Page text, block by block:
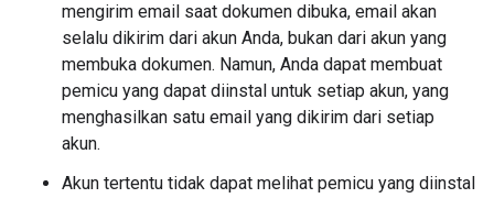
mengirim email saat dokumen dibuka, email akan
selalu dikirim dari akun Anda, bukan dari akun yang
membuka dokumen. Namun, Anda dapat membuat
pemicu yang dapat diinstal untuk setiap akun, yang
menghasilkan satu email yang dikirim dari setiap
akun.
Akun tertentu tidak dapat melihat pemicu yang diinstal